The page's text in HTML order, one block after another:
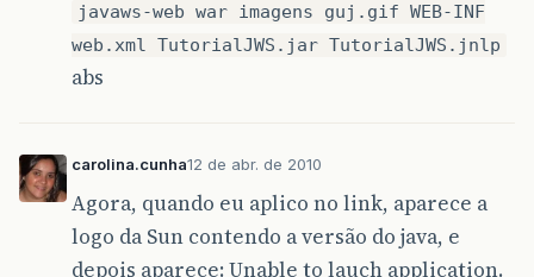
javaws-web war imagens guj.gif WEB-INF
web.xml TutorialJWS.jar TutorialJWS.jnlp
abs
carolina.cunha12 de abr. de 2010
Agora, quando eu aplico no link, aparece a
logo da Sun contendo a versão do java, e
depois aparece: Unable to lauch application.